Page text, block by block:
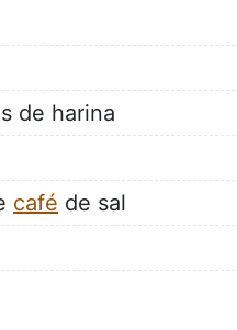
de harina
café de sal